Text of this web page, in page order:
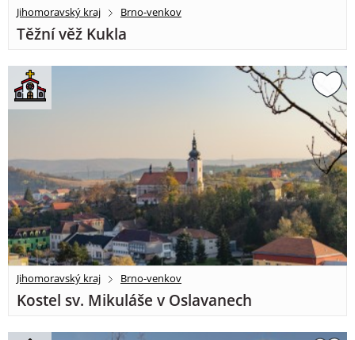
Jihomoravský kraj Brno-venkov
Těžní věž Kukla
Jihomoravský kraj Brno-venkov
Kostel sv. Mikuláše v Oslavanech